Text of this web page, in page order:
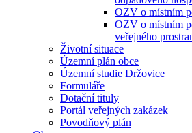
OZV o místním
OZV o místním
veřejného
Životní situace
Územní plán obce
Územní studie Držovice
Formuláře
Dotační tituly
Portál veřejných zakázek
Povodňový plán